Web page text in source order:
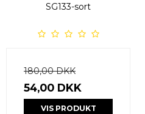
SG133-sort
180,00 DKK
54,00 DKK
VIS PRODUKT